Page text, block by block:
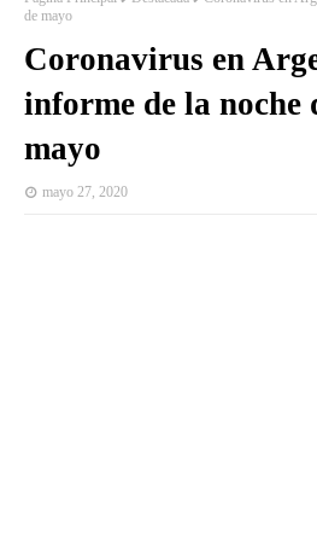
de mayo
Coronavirus en
informe de la noche
mayo
mayo 27, 2020